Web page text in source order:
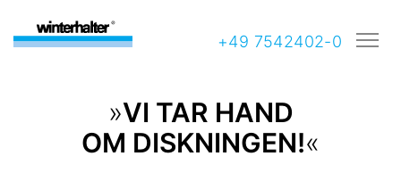
+49 7542402-0
»VI TAR HAND
OM DISKNINGEN!«